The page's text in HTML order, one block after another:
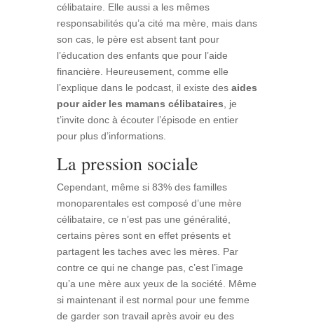
célibataire. Elle aussi a les mêmes
responsabilités qu’a cité ma mère, mais dans
son cas, le père est absent tant pour
l’éducation des enfants que pour l’aide
financière. Heureusement, comme elle
l’explique dans le podcast, il existe des aides
pour aider les mamans célibataires , je
t’invite donc à écouter l’épisode en entier
pour plus d’informations.
La pression sociale
Cependant, même si 83% des familles
monoparentales est composé d’une mère
célibataire, ce n’est pas une généralité,
certains pères sont en effet présents et
partagent les taches avec les mères. Par
contre ce qui ne change pas, c’est l’image
qu’a une mère aux yeux de la société. Même
si maintenant il est normal pour une femme
de garder son travail après avoir eu des